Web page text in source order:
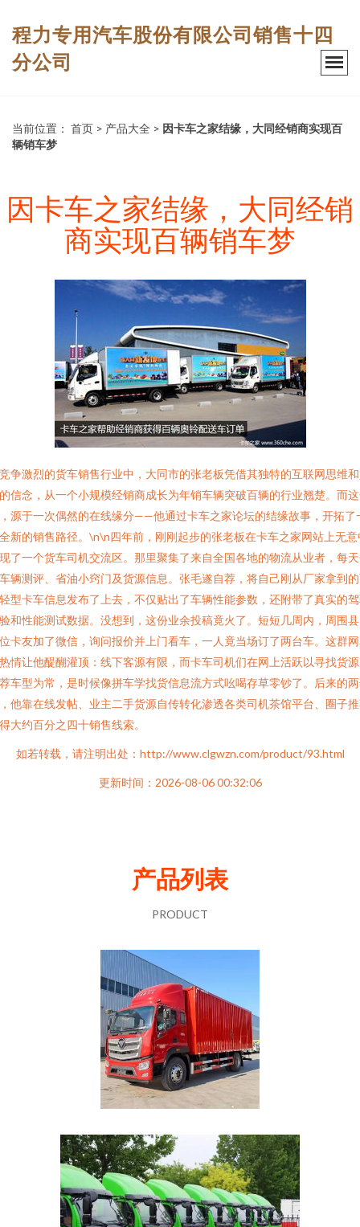
程力专用汽车股份有限公司销售十四
分公司
当前位置： 首页 > 产品大全 > 因卡车之家结缘，大同经销商实现百
辆销车梦
因卡车之家结缘，大同经销
商实现百辆销车梦
争激烈的货车销售行业中，大同市的张老板凭借其独特的互联网思维
信念，从一个小规模经销商成长为年销车辆突破百辆的行业翘楚。而
源于一次偶然的在线缘分——他通过卡车之家论坛的结缘故事，开拓了
新的销售路径。\n\n四年前，刚刚起步的张老板在卡车之家网站上无意
了一个货车司机交流区。那里聚集了来自全国各地的物流从业者，每
辆测评、省油小窍门及货源信息。张毛遂自荐，将自己刚从厂家拿到
型卡车信息发布了上去，不仅贴出了车辆性能参数，还附带了真实的
和性能测试数据。没想到，这份业余投稿竟火了。短短几周内，周围
卡友加了微信，询问报价并上门看车，一人竟当场订了两台车。这群
情让他醍醐灌顶：线下客源有限，而卡车司机们在网上活跃以寻找货
车型为常，是时候像拼车学找货信息流方式吆喝存草零钞了。后来的
他靠在线发帖、业主二手货源自传转化渗透各类司机茶馆平台、圈子
大约百分之四十销售线索。
如若转载，请注明出处：http://www.clgwzn.com/product/93.html
更新时间：2026-08-06 00:32:06
产品列表
PRODUCT